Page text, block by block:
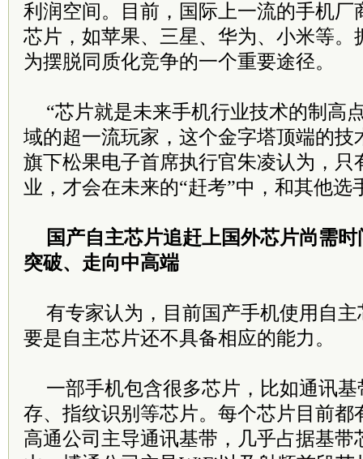
利润空间。目前，国际上一流的手机厂
芯片，如苹果、三星、华为、小米等。
为摆脱同质化竞争的一个重要途径。
“芯片就是未来手机行业技术的制高
域的超一流玩家，这个金字塔顶端的技
旗下松果电子首席执行官朱凌认为，只
业，才会在未来的“赶考”中，和其他选
国产自主芯片追赶上国外芯片尚需
突破、走向中高端
有专家认为，目前国产手机使用自
要是自主芯片还不具备相应的能力。
一部手机包含很多芯片，比如通讯
存、指纹识别等芯片。每个芯片目前都
高通公司主导通讯基带，几乎占据基带